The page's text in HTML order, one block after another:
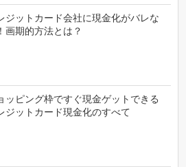
ジットカード会社に現金化がバレな
画期的方法とは？
ッピング枠ですぐ現金ゲットできる
ジットカード現金化のすべて